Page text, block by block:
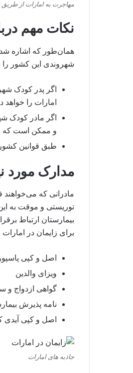
مهاجرت به امارات از طریق
نکات مهم
همان‌طور که اشاره شد،‌
شهروندی این کشور را
اگر پدر کودک
امارات را
اگر مادر کودک
و ممکن است که
طبق قوانین کشور
مدارک مورد
مادرانی که می‌خواهند
توریستی و موقت به
بیمارستان ارتباط
برای زایمان در
اصل و کپی
ویزای والدین
گواهی ازدواج و
نامه پذیرش
اصل و کپی آیدی
جاذبه های امارات